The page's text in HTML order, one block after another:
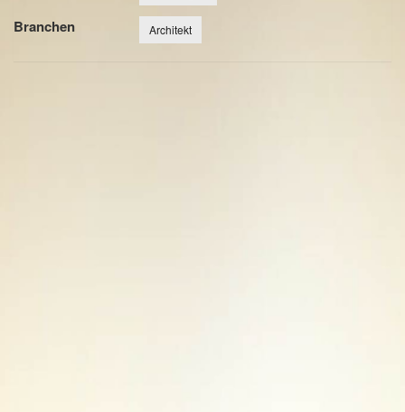
Branchen Architekt